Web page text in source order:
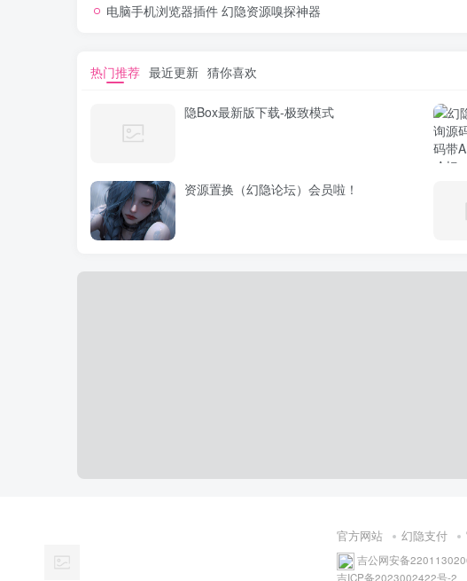
电脑手机浏览器插件 幻隐资源嗅探神器
热门推荐 最近更新 猜你喜欢
隐Box最新版下载-极致模式
资源置换（幻隐论坛）会员啦！
官方网站 幻隐支付
吉公网安备
吉ICP备2023002422号-2